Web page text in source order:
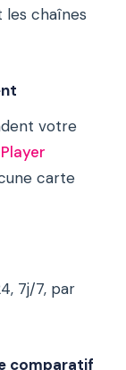
les chaînes
votre
carte
7j/7, par
comparatif